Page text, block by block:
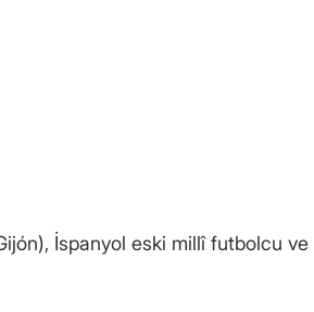
İspanyol eski millî futbolcu